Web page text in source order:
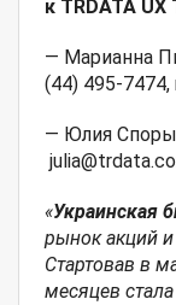
к TRDATA UX
— Марианна
(44) 495-7474,
— Юлия
«Украинская
рынок акций и
Стартовав в
месяцев